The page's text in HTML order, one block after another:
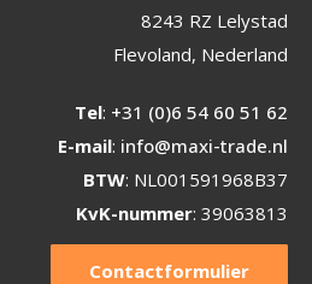
8243 RZ Lelystad
Flevoland, Nederland
Tel: +31 (0)6 54 60 51 62
E-mail: info@maxi-trade.nl
BTW: NL001591968B37
KvK-nummer: 39063813
Contactformulier